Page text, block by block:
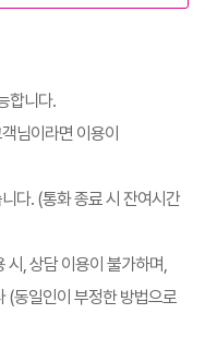
합니다.
님이라면 이용이
다. (통화 종료 시 잔여시간
, 상담 이용이 불가하며,
(동일인이 부정한 방법으로